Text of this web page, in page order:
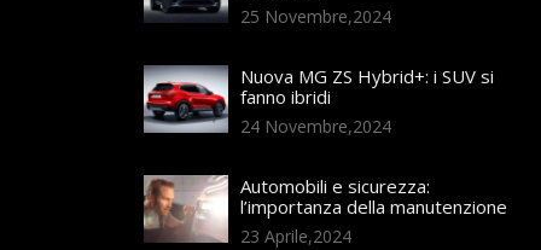
25 Novembre,2024
Nuova MG ZS Hybrid+: i SUV si
fanno ibridi
24 Novembre,2024
Automobili e sicurezza:
l’importanza della manutenzione
23 Aprile,2024